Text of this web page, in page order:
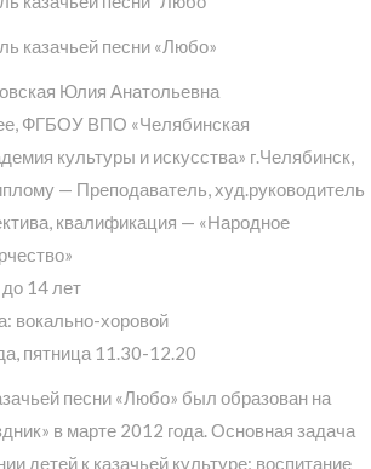
казачьей песни «Любо»
Юлия Анатольевна
ФГБОУ ВПО «Челябинская
культуры и искусства» г.Челябинск,
— Преподаватель, худ.руководитель
квалификация — «Народное
до 14 лет
вокально-хоровой
пятница 11.30-12.20
песни «Любо» был образован на
в марте 2012 года. Основная задача
детей к казачьей культуре; воспитание